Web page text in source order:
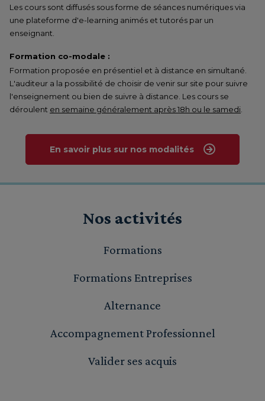
Les cours sont diffusés sous forme de séances numériques via
une plateforme d'e-learning animés et tutorés par un
enseignant.
Formation co-modale :
Formation proposée en présentiel et à distance en simultané.
L'auditeur a la possibilité de choisir de venir sur site pour suivre
l'enseignement ou bien de suivre à distance. Les cours se
déroulent en semaine généralement après 18h ou le samedi
En savoir plus sur nos modalités
Nos activités
Formations
Formations Entreprises
Alternance
Accompagnement Professionnel
Valider ses acquis